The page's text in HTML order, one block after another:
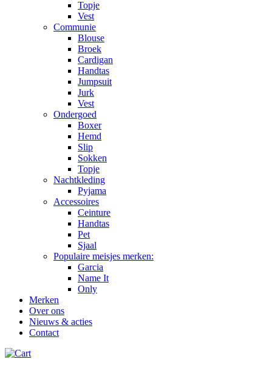
Topje
Vest
Communie
Blouse
Broek
Cardigan
Handtas
Jumpsuit
Jurk
Vest
Ondergoed
Boxer
Hemd
Slip
Sokken
Topje
Nachtkleding
Pyjama
Accessoires
Ceinture
Handtas
Pet
Sjaal
Populaire meisjes merken:
Garcia
Name It
Only
Merken
Over ons
Nieuws & acties
Contact